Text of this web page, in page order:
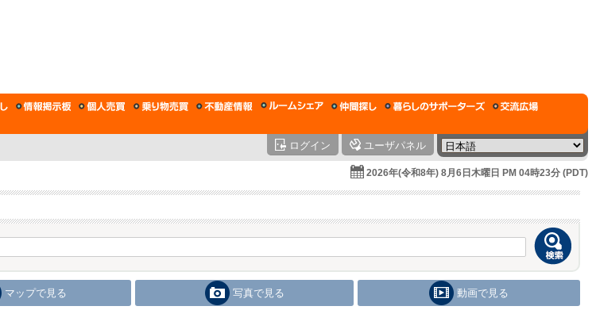
ログイン ユーザパネル
2026年(令和8年) 8月6日木曜日 PM 04時23分 (PDT)
マップで見る 写真で見る 動画で見る